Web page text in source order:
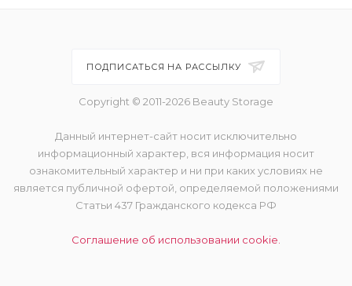
ПОДПИСАТЬСЯ НА РАССЫЛКУ
Copyright © 2011-2026 Beauty Storage
Данный интернет-сайт носит исключительно
информационный характер, вся информация носит
ознакомительный характер и ни при каких условиях не
является публичной офертой, определяемой положениями
Статьи 437 Гражданского кодекса РФ
Соглашение об использовании cookie.